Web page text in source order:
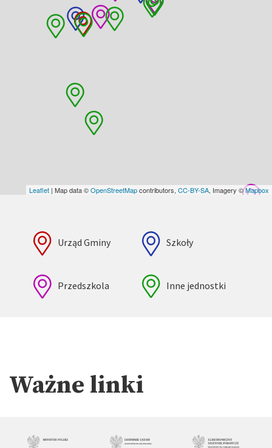
Leaflet | Map data ©OpenStreetMapcontributors, CC-BY-SA, Imagery ©Mapbox
Urząd Gminy Szkoły
Przedszkola Inne jednostki
Ważne linki